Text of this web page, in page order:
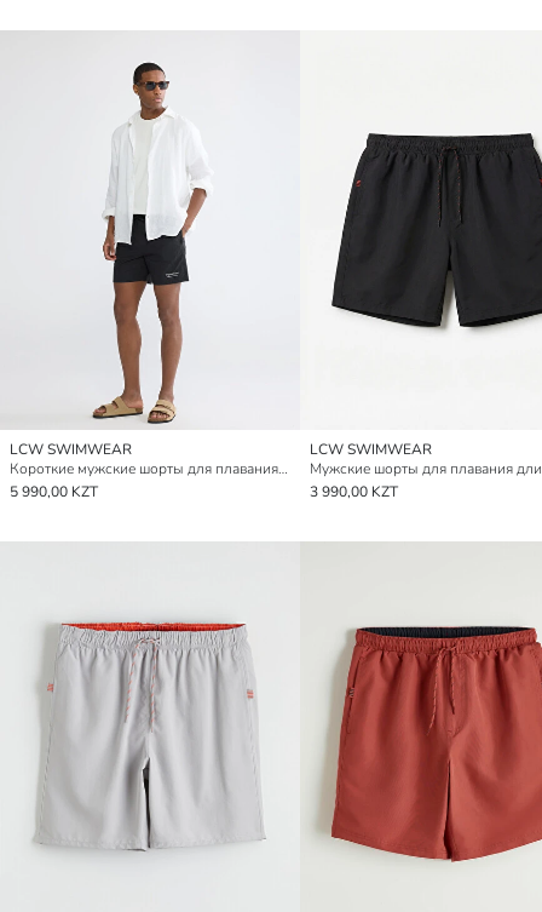
LCW SWIMWEAR
Короткие мужские шорты для плавания с принтом
5 990,00 KZT
LCW SWIMWEAR
3 990,00 KZT